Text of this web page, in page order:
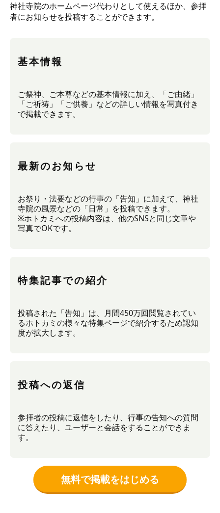
神社寺院のホームページ代わりとして使えるほか、参拝
者にお知らせを投稿することができます。
基本情報
ご祭神、ご本尊などの基本情報に加え、「ご由緒」
「ご祈祷」「ご供養」などの詳しい情報を写真付き
で掲載できます。
最新のお知らせ
お祭り・法要などの行事の「告知」に加えて、神社
寺院の風景などの「日常」を投稿できます。
※ホトカミへの投稿内容は、他のSNSと同じ文章や
写真でOKです。
特集記事での紹介
投稿された「告知」は、月間450万回閲覧されてい
るホトカミの様々な特集ページで紹介するため認知
度が拡大します。
投稿への返信
参拝者の投稿に返信をしたり、行事の告知への質問
に答えたり、ユーザーと会話をすることができま
す。
無料で掲載をはじめる